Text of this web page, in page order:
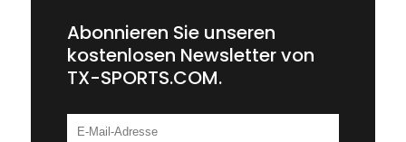
Abonnieren Sie unseren
kostenlosen Newsletter von
TX-SPORTS.COM.